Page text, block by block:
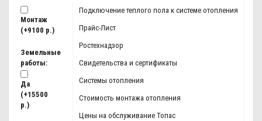
Подключение теплого пола к системе отопления
Прайс-Лист
Ростехнадзор
Свидетельства и сертификаты
Системы отопления
Стоимость монтажа отопления
Цены на обслуживание Топас
Монтаж
(+9100 р.)
Земельные
работы:
Да
(+15500
р.)